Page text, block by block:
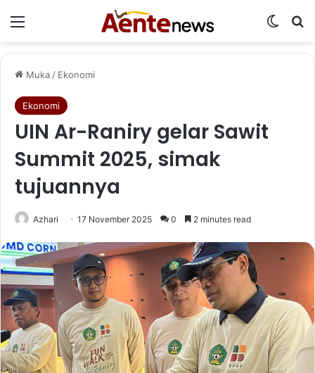
Menu
Muka / Ekonomi
Ekonomi
UIN Ar-Raniry gelar Sawit
Summit 2025, simak
tujuannya
Azhari 17 November 2025 0 2 minutes read